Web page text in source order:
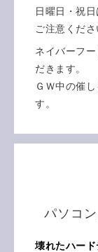
日曜日・祝
ご注意くださ
ネイバーフ
だきます。
ＧＷ中の催
す。
パソコ
壊れたハー